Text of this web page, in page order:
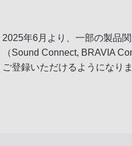
2025年6月より、一部の製品
（Sound Connect, BRAVIA
ご登録いただけるようになりま